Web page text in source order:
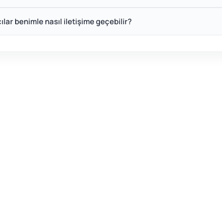
benimle nasıl iletişime geçebilir?